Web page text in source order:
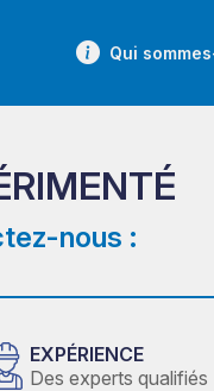
Qui
nous :
EXPÉRIENCE
Des experts qualifiés